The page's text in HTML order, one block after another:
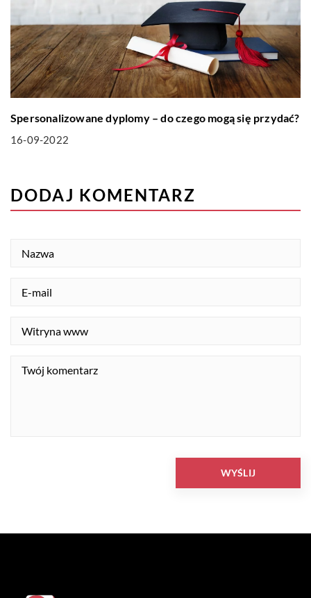
Spersonalizowane dyplomy – do czego mogą się przydać?
16-09-2022
DODAJ KOMENTARZ